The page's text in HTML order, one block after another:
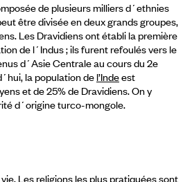
de plusieurs milliers d´ethnies
être divisée en deux grands groupes,
Les Dravidiens ont établi la première
de l´Indus ; ils furent refoulés vers le
d´Asie Centrale au cours du 2e
la population del’Indeest
et de 25% de Dravidiens. On y
d´origine turco-mongole.
Les religions les plus pratiquées sont